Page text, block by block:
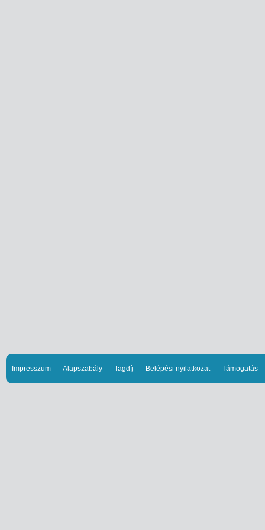
Impresszum Alapszabály Tagdíj Belépési nyilatkozat Támogatás